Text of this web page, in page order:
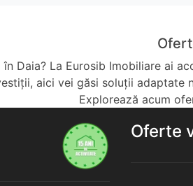
Daia? La Eurosib Imobiliare ai
aici vei găsi soluții
Explorează acum
Oferte